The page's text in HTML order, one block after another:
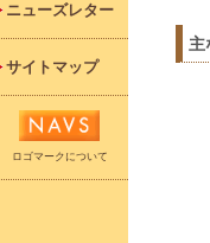
ニューズレター
サイトマップ
ロゴマークについて
主